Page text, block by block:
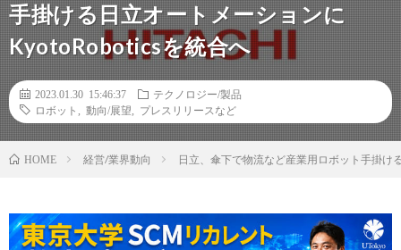
手掛ける日立オートメーションに
KyotoRoboticsを統合へ
2023.01.30 15:46:37
テクノロジー/製品
ロボット
動向/展望 プレスリリースなど
HOME 経営/業界動向 日立、傘下で物流など産業用ロボット手掛